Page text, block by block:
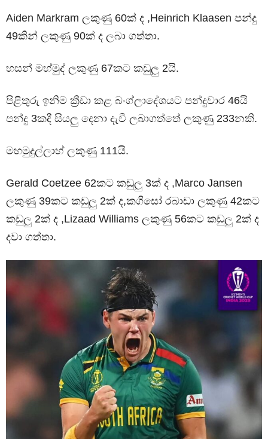
Aiden Markram ලකුණු 60ක් ද ,Heinrich Klaasen පන්දු
49කින් ලකුණු 90ක් ද ලබා ගත්තා.
හසන් මහ්මුද් ලකුණු 67කට කඩුලු 2යි.
පිළිතුරු ඉනිම ක්‍රීඩා කළ බංග්ලාදේශයට පන්දුවාර 46යි
පන්දු 3කදී සියලු දෙනා දැවී ලබාගත්තේ ලකුණු 233නකි.
මහමුදුල්ලාහ් ලකුණු 111යි.
Gerald Coetzee 62කට කඩුලු 3ක් ද ,Marco Jansen
ලකුණු 39කට කඩුලු 2ක් ද,කගිසෝ රබාඩා ලකුණු 42කට
කඩුලු 2ක් ද ,Lizaad Williams ලකුණු 56කට කඩුලු 2ක් ද
දවා ගත්තා.